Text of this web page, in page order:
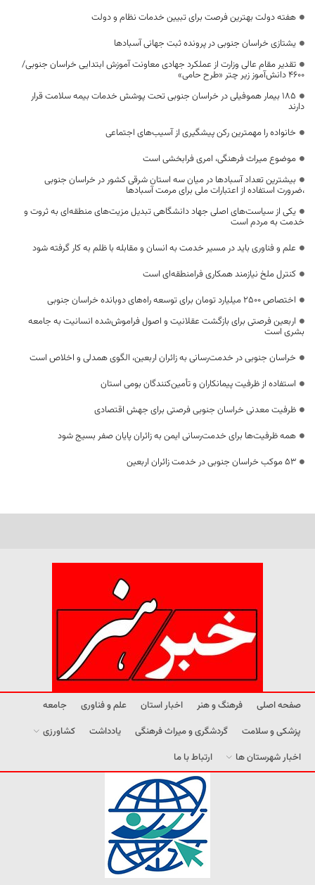
هفته دولت بهترین فرصت برای تبیین خدمات نظام و دولت
یشتازی خراسان جنوبی در پرونده ثبت جهانی آسبادها
تقدیر مقام عالی وزارت از عملکرد جهادی معاونت آموزش ابتدایی خراسان جنوبی/
۴۶۰۰ دانش‌آموز زیر چتر «طرح حامی»
۱۸۵ بیمار هموفیلی در خراسان جنوبی تحت پوشش خدمات بیمه سلامت قرار
دارند
خانواده را مهمترین رکن پیشگیری از آسیب‌های اجتماعی
موضوع میراث فرهنگی، امری فرابخشی است
بیشترین تعداد آسبادها در میان سه استان شرقی کشور در خراسان جنوبی
،ضرورت استفاده از اعتبارات ملی برای مرمت آسبادها
یکی از سیاست‌های اصلی جهاد دانشگاهی تبدیل مزیت‌های منطقه‌ای به ثروت و
خدمت به مردم است
علم و فناوری باید در مسیر خدمت به انسان و مقابله با ظلم به کار گرفته شود
کنترل ملخ نیازمند همکاری فرامنطقه‌ای است
اختصاص 2500 میلیارد تومان برای توسعه راه‌های دوبانده خراسان جنوبی
اربعین فرصتی برای بازگشت عقلانیت و اصول فراموش‌شده انسانیت به جامعه
بشری است
خراسان جنوبی در خدمت‌رسانی به زائران اربعین، الگوی همدلی و اخلاص است
استفاده از ظرفیت پیمانکاران و تأمین‌کنندگان بومی استان
ظرفیت معدنی خراسان جنوبی فرصتی برای جهش اقتصادی
همه ظرفیت‌ها برای خدمت‌رسانی ایمن به زائران پایان صفر بسیج شود
53 موکب خراسان جنوبی در خدمت زائران اربعین
صفحه اصلی فرهنگ و هنر اخبار استان علم و فناوری
جامعه
پزشکی و سلامت
گردشگری و میراث فرهنگی یادداشت
کشاورزی
اخبار شهرستان ها
ارتباط با ما